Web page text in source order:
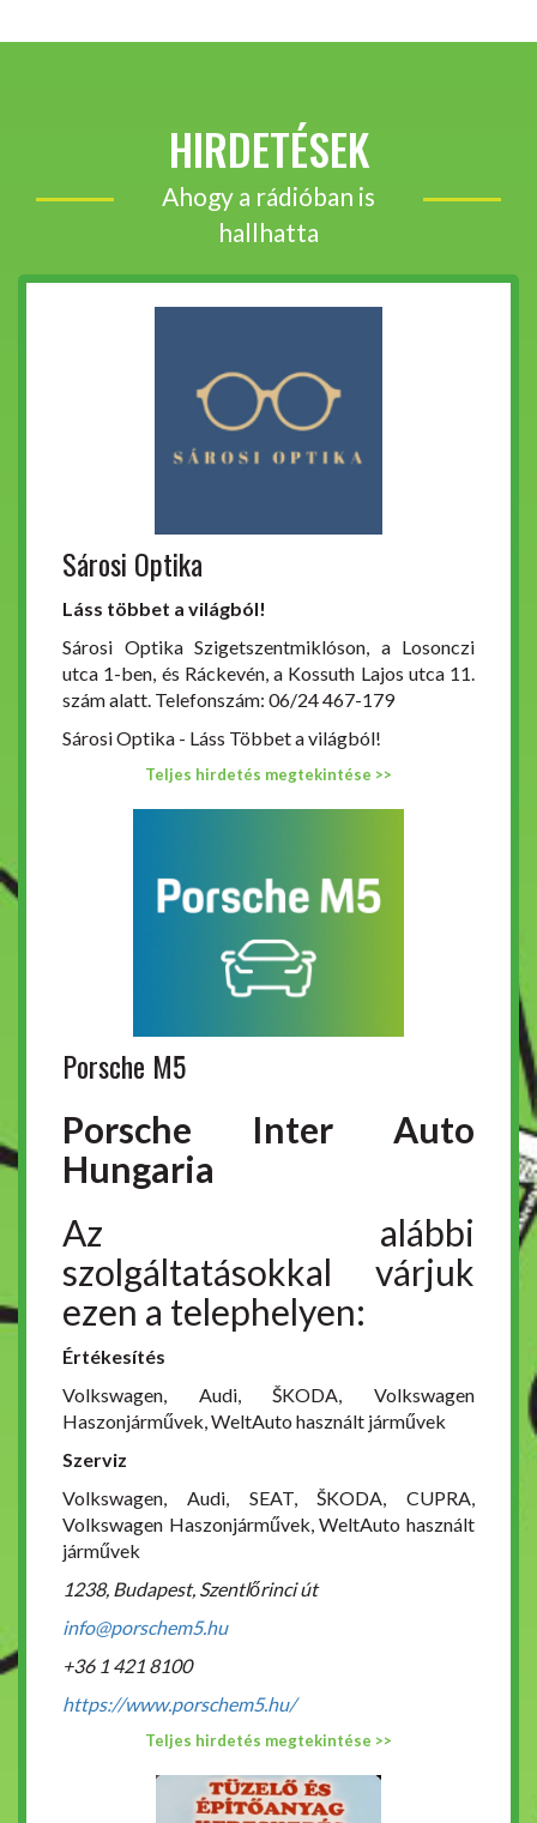
HIRDETÉSEK
Ahogy a rádióban is
hallhatta
Sárosi Optika
Láss többet a világból!
Sárosi Optika Szigetszentmiklóson, a Losonczi
utca 1-ben, és Ráckevén, a Kossuth Lajos utca 11.
szám alatt. Telefonszám: 06/24 467-179
Sárosi Optika - Láss Többet a világból!
Teljes hirdetés megtekintése >>
Porsche M5
Porsche Inter Auto
Hungaria
Az alábbi
szolgáltatásokkal várjuk
ezen a telephelyen:
Értékesítés
Volkswagen, Audi, ŠKODA, Volkswagen
Haszonjárművek, WeltAuto használt járművek
Szerviz
Volkswagen, Audi, SEAT, ŠKODA, CUPRA,
Volkswagen Haszonjárművek, WeltAuto használt
járművek
1238, Budapest, Szentlőrinci út
info@porschem5.hu
+36 1 421 8100
https://www.porschem5.hu/
Teljes hirdetés megtekintése >>